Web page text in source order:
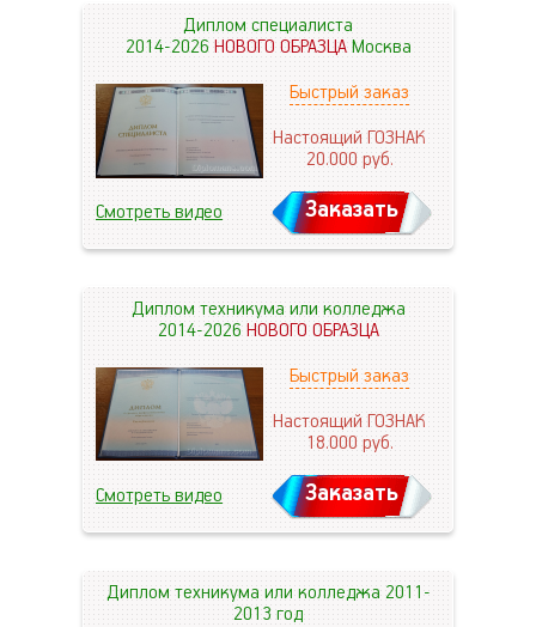
Диплом специалиста
2014-2026НОВОГО ОБРАЗЦАМосква
Быстрый заказ
Настоящий ГОЗНАК
20.000руб.
Смотреть видео Заказать
Диплом техникума или колледжа
2014-2026НОВОГО ОБРАЗЦА
Быстрый заказ
Настоящий ГОЗНАК
18.000руб.
Смотреть видео Заказать
Диплом техникума или колледжа 2011-
2013 год